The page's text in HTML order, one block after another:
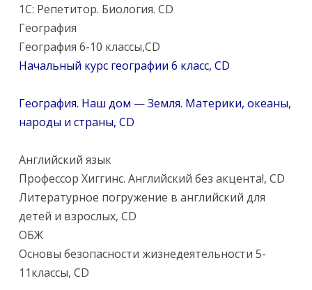
1C: Репетитор. Биология. CD
География
География 6-10 классы,CD
Начальный курс географии 6 класс, CD
География. Наш дом — Земля. Материки, океаны,
народы и страны, CD
Английский язык
Профессор Хиггинс. Английский без акцента!, CD
Литературное погружение в английский для
детей и взрослых, CD
ОБЖ
Основы безопасности жизнедеятельности 5-
11классы, CD